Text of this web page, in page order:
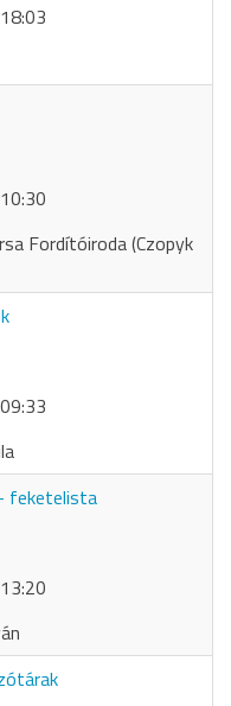
Fordítóiroda (Czopyk
feketelista